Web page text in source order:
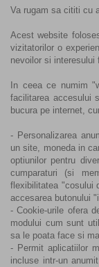
Va rugam sa cititi cu
Acest website
vizitatorilor o
nevoilor si interesului
In ceea ce numim
facilitarea accesului
bucura pe internet,
- Personalizarea
un site, moneda in
optiunilor pentru
cumparaturi (si
flexibilitatea "cosului
accesarea butonului
- Cookie-urile ofera
modului cum sunt
sa le poata face si
- Permit aplicatiilor
incluse intr-un